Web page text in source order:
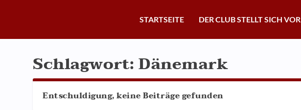
STARTSEITE DER CLUB STELLT SICH VOR
Schlagwort:Dänemark
Entschuldigung, keine Beiträge gefunden